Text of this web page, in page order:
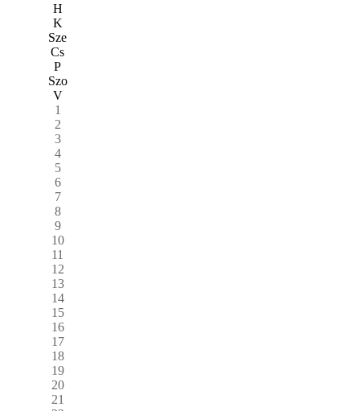
H
K
Sze
Cs
P
Szo
V
1
2
3
4
5
6
7
8
9
10
11
12
13
14
15
16
17
18
19
20
21